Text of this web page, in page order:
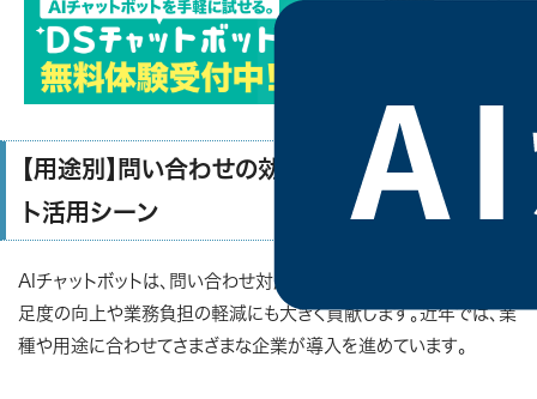
【用途別】問い合わせの効率化！ AIチャットボッ
ト活用シーン
AIチャットボットは、問い合わせ対応の自動化だけでなく、顧客満
足度の向上や業務負担の軽減にも大きく貢献します。近年では、業
種や用途に合わせてさまざまな企業が導入を進めています。